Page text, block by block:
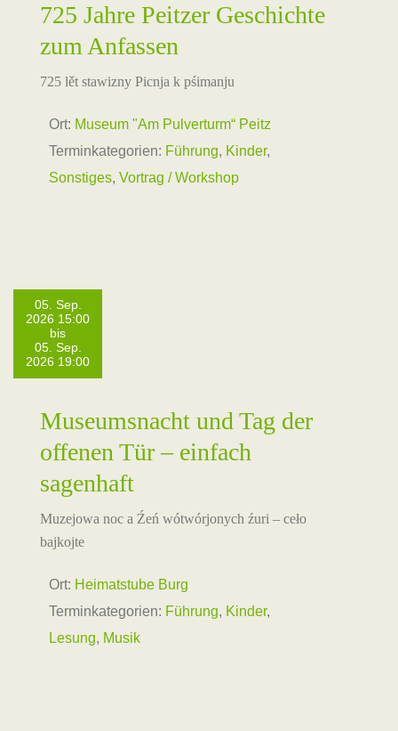
725 Jahre Peitzer Geschichte
zum Anfassen
725 lět stawizny Picnja k pśimanju
Ort: Museum "Am Pulverturm“ Peitz
Terminkategorien: Führung, Kinder,
Sonstiges, Vortrag / Workshop
05. Sep.
2026 15:00
bis
05. Sep.
2026 19:00
Museumsnacht und Tag der
offenen Tür – einfach
sagenhaft
Muzejowa noc a Źeń wótwórjonych źuri – ceło
bajkojte
Ort: Heimatstube Burg
Terminkategorien: Führung, Kinder,
Lesung, Musik